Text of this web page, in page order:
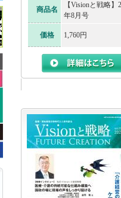
商品名
【Visionと戦略】
年8月号
価格 1,760円